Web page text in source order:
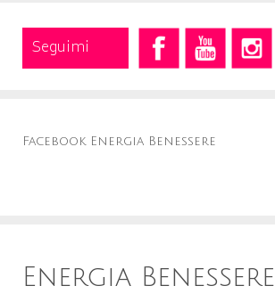
Seguimi
Facebook Energia Benessere
Energia Benessere